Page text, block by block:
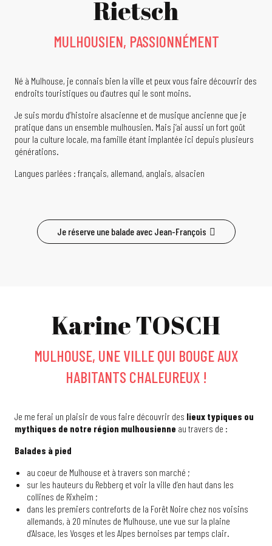
Rietsch
MULHOUSIEN, PASSIONNÉMENT
Né à Mulhouse, je connais bien la ville et peux vous faire découvrir des
endroits touristiques ou d’autres qui le sont moins.
Je suis mordu d’histoire alsacienne et de musique ancienne que je
pratique dans un ensemble mulhousien. Mais j’ai aussi un fort goût
pour la culture locale, ma famille étant implantée ici depuis plusieurs
générations.
Langues parlées : français, allemand, anglais, alsacien
Je réserve une balade avec Jean-François
Karine TOSCH
MULHOUSE, UNE VILLE QUI BOUGE AUX
HABITANTS CHALEUREUX !
Je me ferai un plaisir de vous faire découvrir des lieux typiques ou
mythiques de notre région mulhousienne au travers de :
Balades à pied
au coeur de Mulhouse et à travers son marché ;
sur les hauteurs du Rebberg et voir la ville d’en haut dans les
collines de Rixheim ;
dans les premiers contreforts de la Forêt Noire chez nos voisins
allemands, à 20 minutes de Mulhouse, une vue sur la plaine
d’Alsace, les Vosges et les Alpes bernoises par temps clair.